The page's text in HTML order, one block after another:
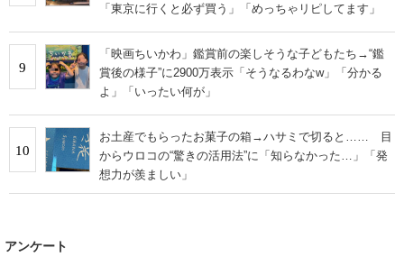
「東京に行くと必ず買う」「めっちゃリピしてます」
9
「映画ちいかわ」鑑賞前の楽しそうな子どもたち→“鑑
賞後の様子”に2900万表示「そうなるわなw」「分かる
よ」「いったい何が」
10
お土産でもらったお菓子の箱→ハサミで切ると…… 目
からウロコの“驚きの活用法”に「知らなかった…」「発
想力が羨ましい」
アンケート